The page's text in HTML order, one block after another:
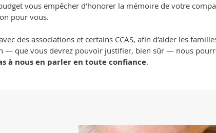
vous empêcher d’honorer la mémoire de votre
pour vous.
des associations et certains CCAS, afin d’aider les
— que vous devrez pouvoir justifier, bien sûr — nous
à nous en parler en toute confiance.